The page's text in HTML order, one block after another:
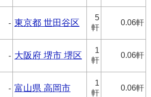
- 東京都 世田谷区
5
軒
0.06軒
- 大阪府 堺市 堺区
1
軒
0.06軒
- 富山県 高岡市
1
軒
0.06軒